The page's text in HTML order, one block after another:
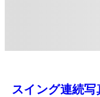
スイング連続写